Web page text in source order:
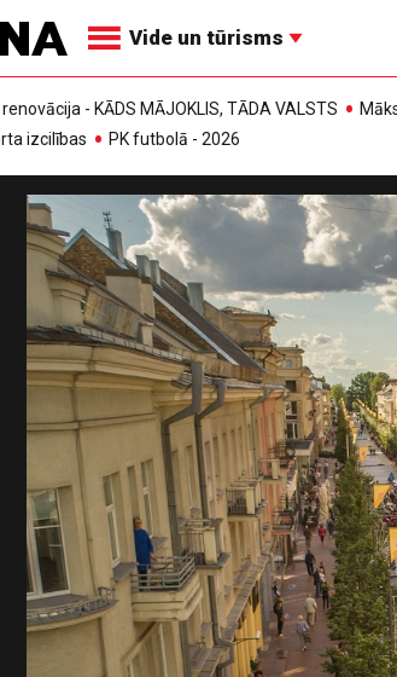
Vide un tūrisms
renovācija - KĀDS MĀJOKLIS, TĀDA VALSTS
izcilības
PK futbolā - 2026